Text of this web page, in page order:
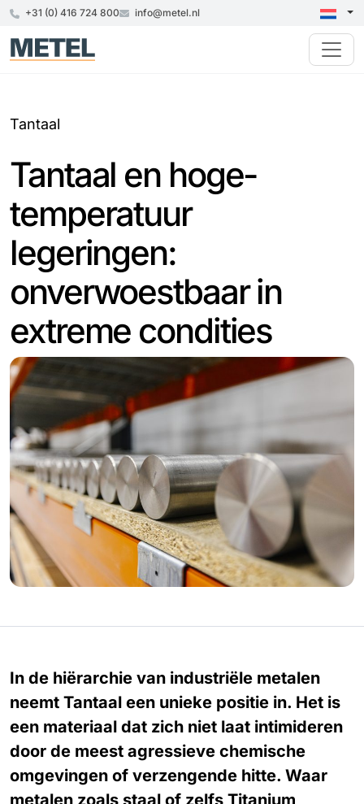
+31 (0) 416 724 800 info@metel.nl
Tantaal
Tantaal en hoge-
temperatuur
legeringen:
onverwoestbaar in
extreme condities
In de hiërarchie van industriële metalen
neemt Tantaal een unieke positie in. Het is
een materiaal dat zich niet laat intimideren
door de meest agressieve chemische
omgevingen of verzengende hitte. Waar
metalen zoals staal of zelfs Titanium